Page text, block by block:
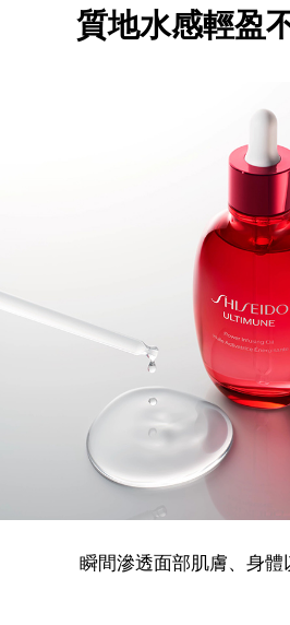
質地水感輕盈
瞬間滲透面部肌膚、身體